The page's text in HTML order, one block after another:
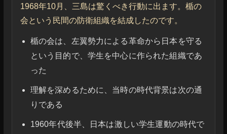
1968年10月、三島は驚くべき行動に出ます。楯の
会という民間の防衛組織を結成したのです。
楯の会は、左翼勢力による革命から日本を守る
という目的で、学生を中心に作られた組織であ
った
理解を深めるために、当時の時代背景は次の通
りである
1960年代後半、日本は激しい学生運動の時代で